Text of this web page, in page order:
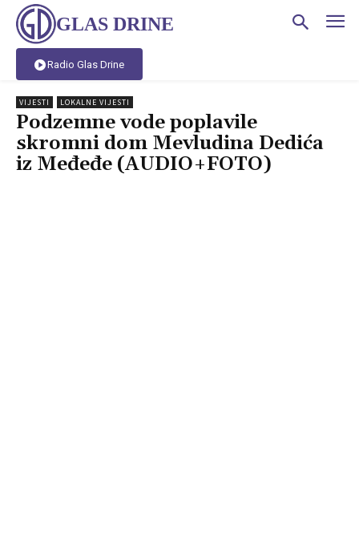
GLAS DRINE
Radio Glas Drine
VIJESTI LOKALNE VIJESTI
Podzemne vode poplavile
skromni dom Mevludina Dedića
iz Međeđe (AUDIO+FOTO)